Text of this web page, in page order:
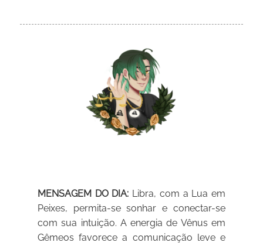
MENSAGEM DO DIA: Libra, com a Lua em
Peixes, permita-se sonhar e conectar-se
com sua intuição. A energia de Vênus em
Gêmeos favorece a comunicação leve e